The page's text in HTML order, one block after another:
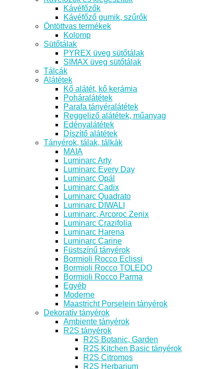
Kávéfőzők
Kávéfőző gumik, szűrők
Öntöttvas termékek
Kolomp
Sütőtálak
PYREX üveg sütőtálak
SIMAX üveg sütőtálak
Tálcák
Alátétek
Kő alátét, kő kerámia
Poháralátétek
Parafa tányéralátétek
Reggeliző alátétek, műanyag
Edényalátétek
Díszítő alátétek
Tányérok, tálak, tálkák
MAIA
Luminarc Arty
Luminarc Every Day
Luminarc Opál
Luminarc Cadix
Luminarc Quadrato
Luminarc DIWALI
Luminarc, Arcoroc Zenix
Luminarc Crazifolia
Luminarc Harena
Luminarc Carine
Füstszínű tányérok
Bormioli Rocco Eclissi
Bormioli Rocco TOLEDO
Bormioli Rocco Parma
Egyéb
Moderne
Maastricht Porselein tányérok
Dekoratív tányérok
Ambiente tányérok
R2S tányérok
R2S Botanic, Garden
R2S Kitchen Basic tányérok
R2S Citromos
R2S Herbarium